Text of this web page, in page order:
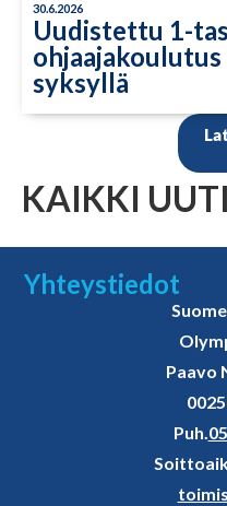
30.6.2026
Uudistettu 1-
syksyllä
KAIKKI
Yhteystiedot
Paavo
Puh.